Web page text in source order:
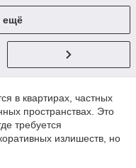
ещё
в квартирах, частных
пространствах. Это
требуется
излишеств, но